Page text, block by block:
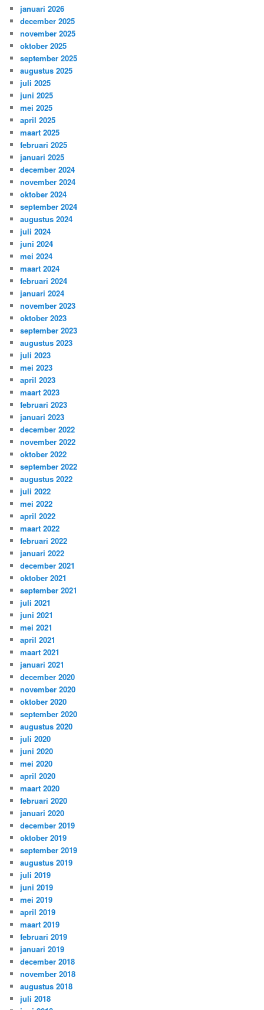
januari 2026
december 2025
november 2025
oktober 2025
september 2025
augustus 2025
juli 2025
juni 2025
mei 2025
april 2025
maart 2025
februari 2025
januari 2025
december 2024
november 2024
oktober 2024
september 2024
augustus 2024
juli 2024
juni 2024
mei 2024
maart 2024
februari 2024
januari 2024
november 2023
oktober 2023
september 2023
augustus 2023
juli 2023
mei 2023
april 2023
maart 2023
februari 2023
januari 2023
december 2022
november 2022
oktober 2022
september 2022
augustus 2022
juli 2022
mei 2022
april 2022
maart 2022
februari 2022
januari 2022
december 2021
oktober 2021
september 2021
juli 2021
juni 2021
mei 2021
april 2021
maart 2021
januari 2021
december 2020
november 2020
oktober 2020
september 2020
augustus 2020
juli 2020
juni 2020
mei 2020
april 2020
maart 2020
februari 2020
januari 2020
december 2019
oktober 2019
september 2019
augustus 2019
juli 2019
juni 2019
mei 2019
april 2019
maart 2019
februari 2019
januari 2019
december 2018
november 2018
augustus 2018
juli 2018